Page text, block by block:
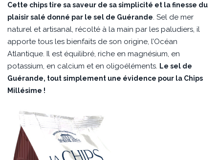
Cette chips tire sa saveur de sa simplicité et la finesse du
plaisir salé donné par le sel de Guérande. Sel de mer
naturel et artisanal, récolté à la main par les paludiers, il
apporte tous les bienfaits de son origine, l’Océan
Atlantique. Il est équilibré, riche en magnésium, en
potassium, en calcium et en oligoéléments. Le sel de
Guérande, tout simplement une évidence pour la Chips
Millésime !